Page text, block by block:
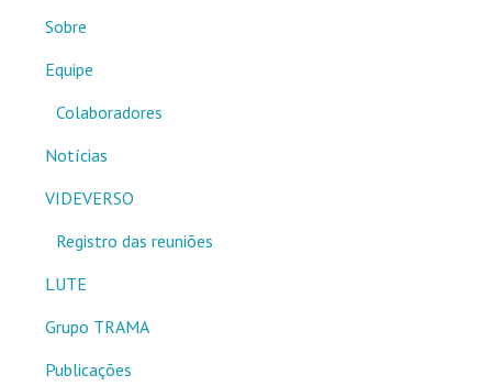
Sobre
Equipe
Colaboradores
Notícias
VIDEVERSO
Registro das reuniões
LUTE
Grupo TRAMA
Publicações